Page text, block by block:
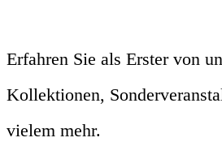
Erfahren Sie als Erster von
Kollektionen,
vielem mehr.